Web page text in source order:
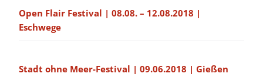
Open Flair Festival | 08.08. – 12.08.2018 |
Eschwege
Stadt ohne Meer-Festival | 09.06.2018 | Gießen